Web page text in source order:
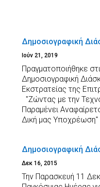
Δημοσιογραφική
Ιούν 21, 2019
Πραγματοποιήθηκε
Δημοσιογραφική
Εκστρατείας της
"Ζώντας με την
Παραμένει
Δική μας
Δημοσιογραφική
Δεκ 16, 2015
Την Παρασκευή 11